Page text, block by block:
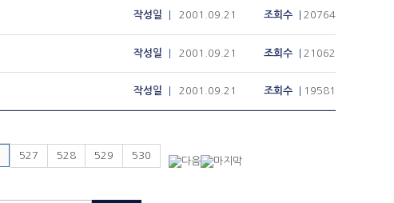
작성일 2001.09.21 조회수 20764
작성일 2001.09.21 조회수 21062
작성일 2001.09.21 조회수 19581
527 528 529 530